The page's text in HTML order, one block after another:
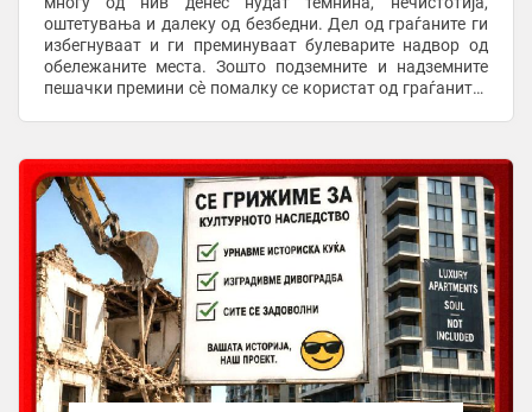
оштетувања и далеку од безбедни. Дел од граѓаните ги
избегнуваат и ги преминуваат булеварите надвор од
обележаните места. Зошто подземните и надземните
пешачки премини сè помалку се користат од граѓаните?